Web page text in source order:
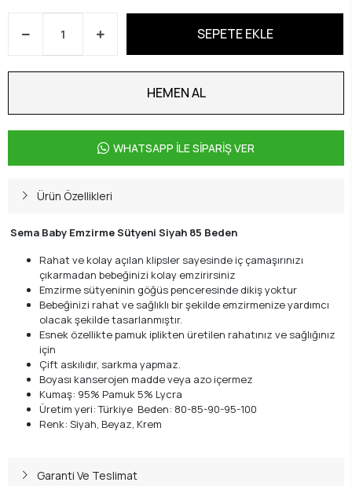
SEPETE EKLE
HEMEN AL
WHATSAPP İLE SİPARİŞ VER
Ürün Özellikleri
Sema Baby Emzirme Sütyeni Siyah 85 Beden
Rahat ve kolay açılan klipsler sayesinde iç çamaşırınızı
çıkarmadan bebeğinizi kolay emzirirsiniz
Emzirme sütyeninin göğüs penceresinde dikiş yoktur
Bebeğinizi rahat ve sağlıklı bir şekilde emzirmenize yardımcı
olacak şekilde tasarlanmıştır.
Esnek özellikte pamuk iplikten üretilen rahatınız ve sağlığınız
için
Çift askılıdır, sarkma yapmaz.
Boyası kanserojen madde veya azo içermez
Kumaş: 95% Pamuk 5% Lycra
Üretim yeri: Türkiye Beden: 80-85-90-95-100
Renk: Siyah, Beyaz, Krem
Garanti Ve Teslimat